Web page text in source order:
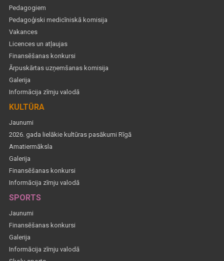
Pedagogiem
Pedagoģiski medicīniskā komisija
Vakances
Licences un atļaujas
Finansēšanas konkursi
Ārpuskārtas uzņemšanas komisija
Galerija
Informācija zīmju valodā
KULTŪRA
Jaunumi
2026. gada lielākie kultūras pasākumi Rīgā
Amatiermāksla
Galerija
Finansēšanas konkursi
Informācija zīmju valodā
SPORTS
Jaunumi
Finansēšanas konkursi
Galerija
Informācija zīmju valodā